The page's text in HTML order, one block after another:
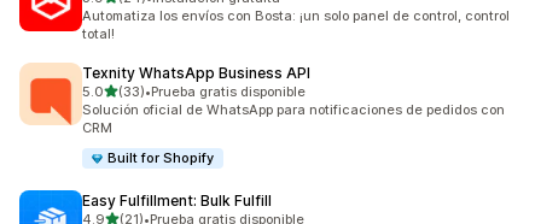
24 reseñas en total
Automatiza los envíos con Bosta: ¡un solo panel de control, control
total!
Texnity WhatsApp Business API
5.0de 5 estrellas
(33)
33 reseñas en total
•Prueba gratis disponible
Solución oficial de WhatsApp para notificaciones de pedidos con
CRM
Built for Shopify
Easy Fulfillment: Bulk Fulfill
4.9de 5 estrellas
(21)•Prueba gratis disponible